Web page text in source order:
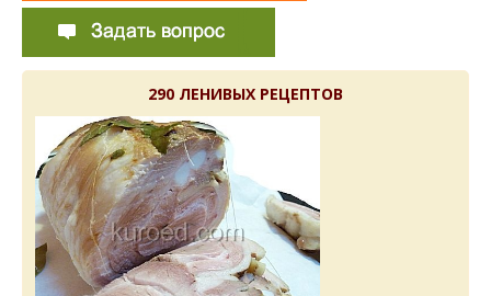
290 ЛЕНИВЫХ РЕЦЕПТОВ